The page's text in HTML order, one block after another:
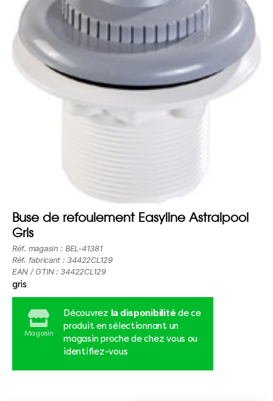
Buse de refoulement Easyline Astralpool
Gris
Réf. magasin : BEL-41381
Réf. fabricant : 34422CL129
EAN / GTIN : 34422CL129
gris
Magasin
Découvrez la disponibilité de ce
produit en sélectionnant un
magasin proche de chez vous ou
identifiez-vous